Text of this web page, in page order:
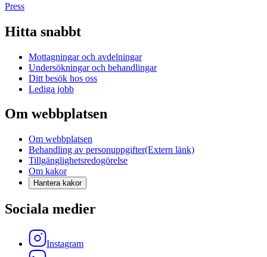
Press
Hitta snabbt
Mottagningar och avdelningar
Undersökningar och behandlingar
Ditt besök hos oss
Lediga jobb
Om webbplatsen
Om webbplatsen
Behandling av personuppgifter(Extern länk)
Tillgänglighetsredogörelse
Om kakor
Hantera kakor
Sociala medier
Instagram